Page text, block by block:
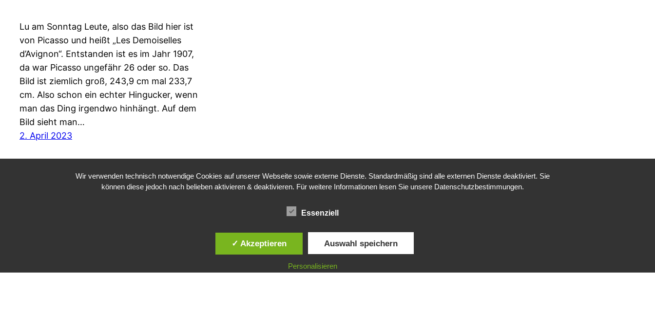
Lu am Sonntag Leute, also das Bild hier ist
von Picasso und heißt „Les Demoiselles
d’Avignon“. Entstanden ist es im Jahr 1907,
da war Picasso ungefähr 26 oder so. Das
Bild ist ziemlich groß, 243,9 cm mal 233,7
cm. Also schon ein echter Hingucker, wenn
man das Ding irgendwo hinhängt. Auf dem
Bild sieht man…
2. April 2023
Wir verwenden technisch notwendige Cookies auf unserer Webseite sowie externe Dienste. Standardmäßig sind alle externen Dienste deaktiviert. Sie
können diese jedoch nach belieben aktivieren & deaktivieren. Für weitere Informationen lesen Sie unsere Datenschutzbestimmungen.
Essenziell
✓ Akzeptieren Auswahl speichern
Personalisieren